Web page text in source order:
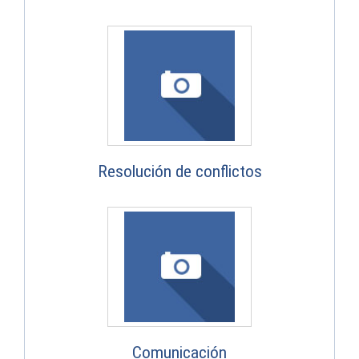
Resolución de conflictos
Comunicación